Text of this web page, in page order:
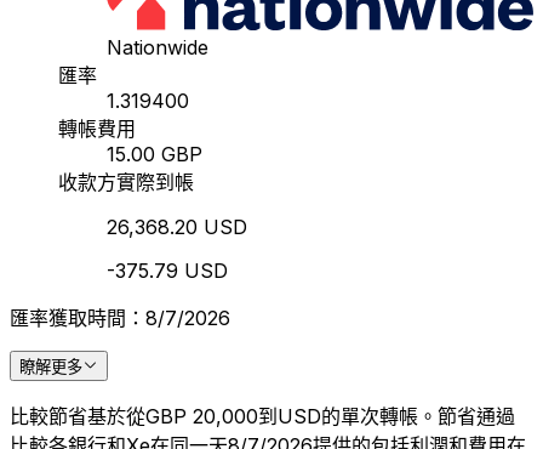
Nationwide
匯率
1.319400
轉帳費用
15.00 GBP
收款方實際到帳
26,368.20 USD
-375.79 USD
匯率獲取時間：8/7/2026
瞭解更多
比較節省基於從GBP 20,000到USD的單次轉帳。節省通過